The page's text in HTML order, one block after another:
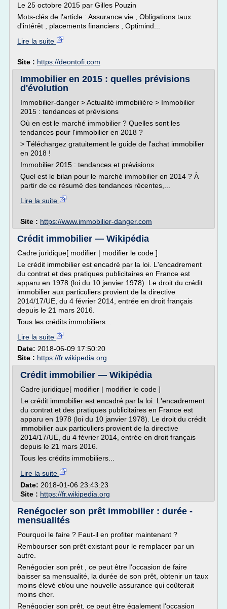
Le 25 octobre 2015 par Gilles Pouzin
Mots-clés de l'article : Assurance vie , Obligations taux
d'intérêt , placements financiers , Optimind...
Lire la suite
Site : https://deontofi.com
Immobilier en 2015 : quelles prévisions
d'évolution
Immobilier-danger > Actualité immobilière > Immobilier
2015 : tendances et prévisions
Où en est le marché immobilier ? Quelles sont les
tendances pour l'immobilier en 2018 ?
> Téléchargez gratuitement le guide de l'achat immobilier
en 2018 !
Immobilier 2015 : tendances et prévisions
Quel est le bilan pour le marché immobilier en 2014 ? À
partir de ce résumé des tendances récentes,...
Lire la suite
Site : https://www.immobilier-danger.com
Crédit immobilier — Wikipédia
Cadre juridique[ modifier | modifier le code ]
Le crédit immobilier est encadré par la loi. L'encadrement
du contrat et des pratiques publicitaires en France est
apparu en 1978 (loi du 10 janvier 1978). Le droit du crédit
immobilier aux particuliers provient de la directive
2014/17/UE, du 4 février 2014, entrée en droit français
depuis le 21 mars 2016.
Tous les crédits immobiliers...
Lire la suite
Date: 2018-06-09 17:50:20
Site : https://fr.wikipedia.org
Crédit immobilier — Wikipédia
Cadre juridique[ modifier | modifier le code ]
Le crédit immobilier est encadré par la loi. L'encadrement
du contrat et des pratiques publicitaires en France est
apparu en 1978 (loi du 10 janvier 1978). Le droit du crédit
immobilier aux particuliers provient de la directive
2014/17/UE, du 4 février 2014, entrée en droit français
depuis le 21 mars 2016.
Tous les crédits immobiliers...
Lire la suite
Date: 2018-01-06 23:43:23
Site : https://fr.wikipedia.org
Renégocier son prêt immobilier : durée -
mensualités
Pourquoi le faire ? Faut-il en profiter maintenant ?
Rembourser son prêt existant pour le remplacer par un
autre.
Renégocier son prêt , ce peut être l'occasion de faire
baisser sa mensualité, la durée de son prêt, obtenir un taux
moins élevé et/ou une nouvelle assurance qui coûterait
moins cher.
Renégocier son prêt, ce peut être également l'occasion